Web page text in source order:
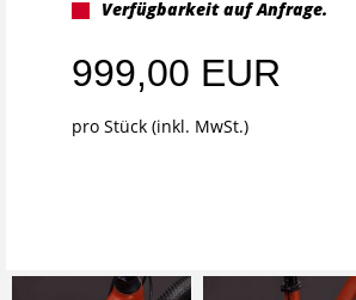
Verfügbarkeit auf Anfrage.
999,00 EUR
pro Stück (inkl. MwSt.)